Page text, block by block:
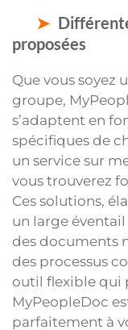
proposées
Que vous soyez
groupe,
s’adaptent en
spécifiques de
un service sur
vous trouverez
Ces solutions,
un large
des documents
des processus
outil flexible qui
MyPeopleDoc
parfaitement à